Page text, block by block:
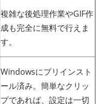
複雑な後処理作業やGIF作
成も完全に無料で行えま
す。
Windowsにプリインスト
ール済み。簡単なクリッ
プであれば、設定は一切